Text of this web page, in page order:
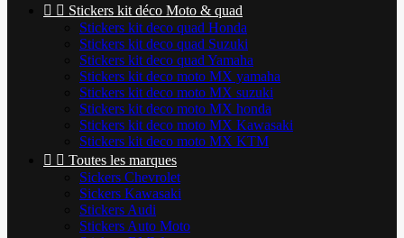
  Stickers kit déco Moto & quad
Stickers kit deco quad Honda
Stickers kit deco quad Suzuki
Stickers kit deco quad Yamaha
Stickers kit deco moto MX yamaha
Stickers kit deco moto MX suzuki
Stickers kit deco moto MX honda
Stickers kit deco moto MX Kawasaki
Stickers kit deco moto MX KTM
  Toutes les marques
Sickers Chevrolet
Sickers Kawasaki
Stickers Audi
Stickers Auto Moto